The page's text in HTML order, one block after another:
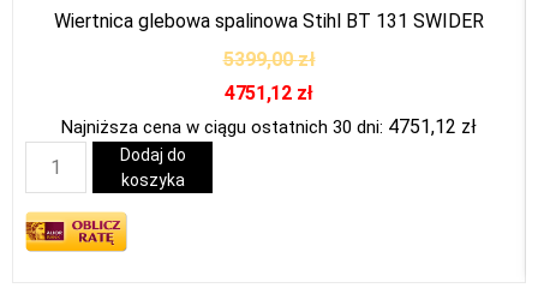
Wiertnica glebowa spalinowa Stihl BT 131 ŚWIDER
5399,00zł
4751,12 zł
Najniższa cena w ciągu ostatnich 30 dni: 4751,12 zł
Dodaj do
koszyka